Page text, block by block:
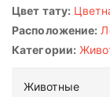
Цвет тату:
Расположение:
Категории:
Животные